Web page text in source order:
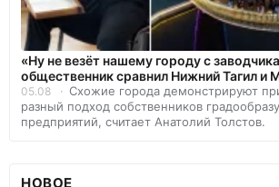
«Ну не везёт нашему городу с
общественник сравнил Нижний Тагил и
05.08
Схожие города демонстрируют
разный подход собственников
предприятий, считает Анатолий Толстов.
НОВОЕ